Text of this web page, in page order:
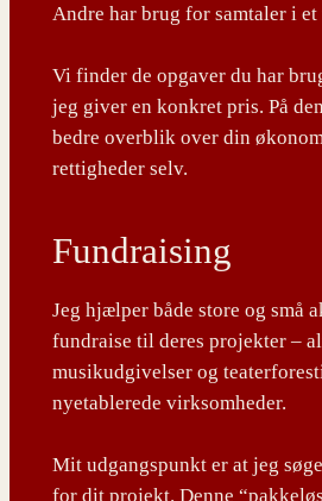
Andre har brug for samtaler i
Vi finder de opgaver du har
jeg giver en konkret pris. På
bedre overblik over din
rettigheder selv.
Fundraising
Jeg hjælper både store og små
fundraise til deres projekter –
musikudgivelser og
nyetablerede virksomheder.
Mit udgangspunkt er at jeg
for dit projekt. Denne